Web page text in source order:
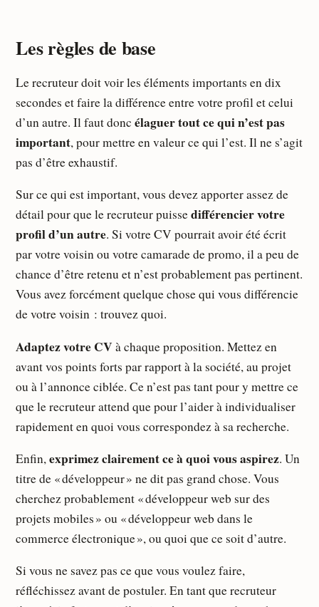
Les règles de base
Le recruteur doit voir les éléments importants en dix
secondes et faire la différence entre votre profil et celui
d’un autre. Il faut doncélaguer tout ce qui n’est pas
important, pour mettre en valeur ce qui l’est. Il ne s’agit
pas d’être exhaustif.
Sur ce qui est important, vous devez apporter assez de
détail pour que le recruteur puissedifférencier votre
profil d’un autre. Si votre CV pourrait avoir été écrit
par votre voisin ou votre camarade de promo, il a peu de
chance d’être retenu et n’est probablement pas pertinent.
Vous avez forcément quelque chose qui vous différencie
de votre voisin : trouvez quoi.
Adaptez votre CV à chaque proposition. Mettez en
avant vos points forts par rapport à la société, au projet
ou à l’annonce ciblée. Ce n’est pas tant pour y mettre ce
que le recruteur attend que pour l’aider à individualiser
rapidement en quoi vous correspondez à sa recherche.
Enfin,exprimez clairement ce à quoi vous aspirez. Un
titre de « développeur » ne dit pas grand chose. Vous
cherchez probablement « développeur web sur des
projets mobiles » ou « développeur web dans le
commerce électronique », ou quoi que ce soit d’autre.
Si vous ne savez pas ce que vous voulez faire,
réfléchissez avant de postuler. En tant que recruteur